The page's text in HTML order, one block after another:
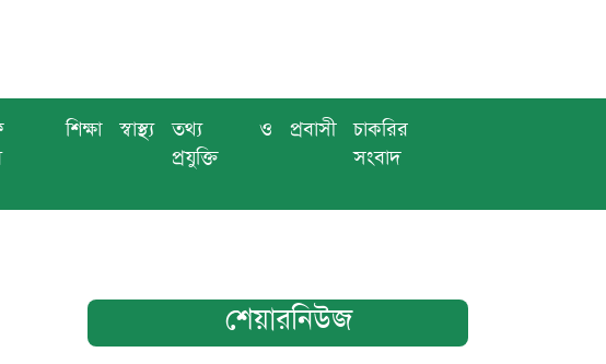
শিক্ষা স্বাস্থ্য
তথ্য ও
প্রযুক্তি
প্রবাসী
চাকরির
সংবাদ
শেয়ারনিউজ